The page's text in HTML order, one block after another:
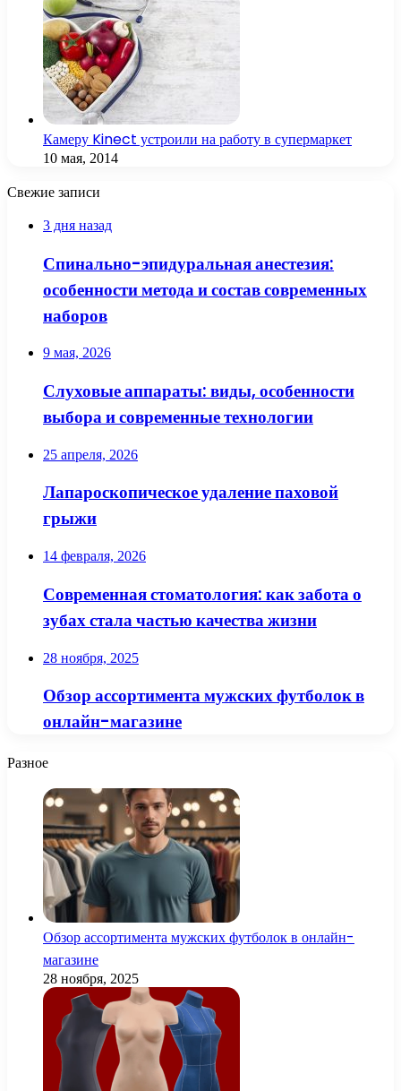
Камеру Kinect устроили на работу в супермаркет
10 мая, 2014
Свежие записи
3 дня назад
Спинально-эпидуральная анестезия:
особенности метода и состав современных
наборов
9 мая, 2026
Слуховые аппараты: виды, особенности
выбора и современные технологии
25 апреля, 2026
Лапароскопическое удаление паховой
грыжи
14 февраля, 2026
Современная стоматология: как забота о
зубах стала частью качества жизни
28 ноября, 2025
Обзор ассортимента мужских футболок в
онлайн-магазине
Разное
Обзор ассортимента мужских футболок в онлайн-
магазине
28 ноября, 2025